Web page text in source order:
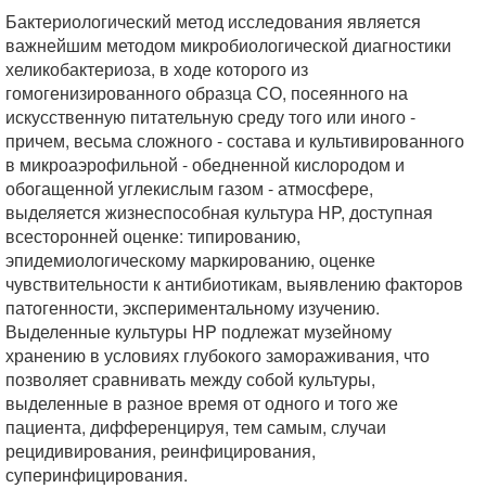
Бактериологический метод исследования является
важнейшим методом микробиологической диагностики
хеликобактериоза, в ходе которого из
гомогенизированного образца СО, посеянного на
искусственную питательную среду того или иного -
причем, весьма сложного - состава и культивированного
в микроаэрофильной - обедненной кислородом и
обогащенной углекислым газом - атмосфере,
выделяется жизнеспособная культура HP, доступная
всесторонней оценке: типированию,
эпидемиологическому маркированию, оценке
чувствительности к антибиотикам, выявлению факторов
патогенности, экспериментальному изучению.
Выделенные культуры HP подлежат музейному
хранению в условиях глубокого замораживания, что
позволяет сравнивать между собой культуры,
выделенные в разное время от одного и того же
пациента, дифференцируя, тем самым, случаи
рецидивирования, реинфицирования,
суперинфицирования.